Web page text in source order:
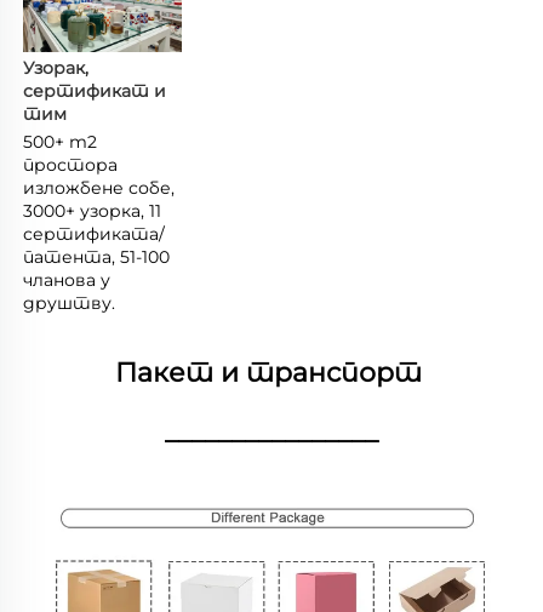
Узорак,
сертификат и
тим
500+ m2
простора
изложбене собе,
3000+ узорка, 11
сертификата/
патента, 51-100
чланова у
друштву.
Пакет и транспорт
________________